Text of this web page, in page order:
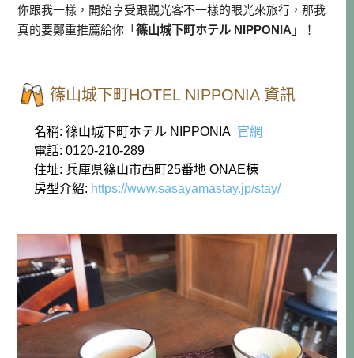
你跟我一樣，開始享受跟觀光客不一樣的眼光來旅行，那我
真的要鄭重推薦給你「篠山城下町ホテル NIPPONIA 」！
篠山城下町HOTEL NIPPONIA 資訊
名稱: 篠山城下町ホテル NIPPONIA 官網
電話: 0120-210-289
住址: 兵庫県篠山市西町25番地 ONAE棟
房型介紹: https://www.sasayamastay.jp/stay/